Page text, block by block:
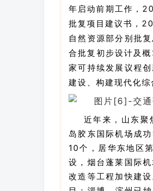
年启动前期工作，
批复项目建议书，
自然资源部分别批
合批复初步设计及
家可持续发展议程
建设、构建现代化
近年来，山东聚
岛胶东国际机场成
10个，居华东地区第
设，烟台蓬莱国际
改造等工程加快建设